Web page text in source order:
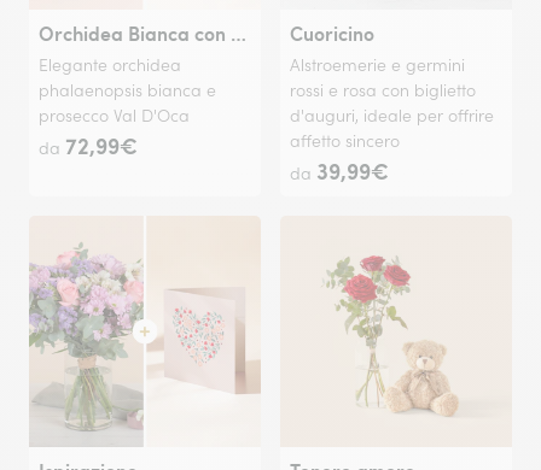
Orchidea Bianca con Prosecco Val d'Oca
Elegante orchidea
phalaenopsis bianca e
prosecco Val D'Oca
da 72,99€
Cuoricino
Alstroemerie e germini
rossi e rosa con biglietto
d'auguri, ideale per offrire
affetto sincero
da 39,99€